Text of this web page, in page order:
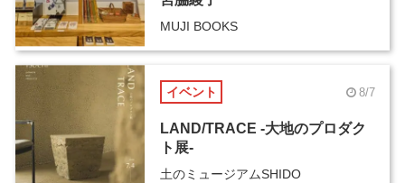
MUJI BOOKS
イベント 8/7
LAND/TRACE -大地のプロダク
ト展-
土のミュージアムSHIDO